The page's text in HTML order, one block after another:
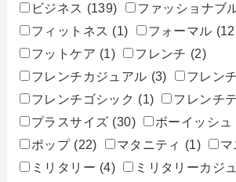
ビジネス (139) ファッショナブ
フィットネス (1) フォーマル
フットケア (1) フレンチ (2)
フレンチカジュアル (3) フレン
フレンチゴシック (1) フレンチ
プラスサイズ (30) ボーイッシュ
ポップ (22) マタニティ (1) マ
ミリタリー (4) ミリタリーカジ